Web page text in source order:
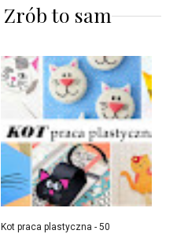
Zrób to sam
Kot praca plastyczna - 50